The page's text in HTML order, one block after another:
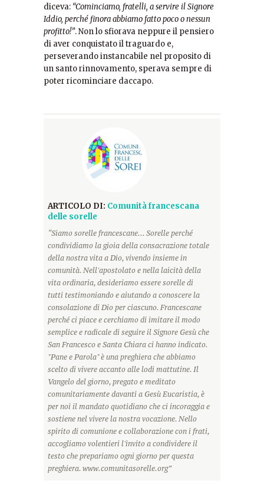
diceva: “Cominciamo, fratelli, a servire il Signore
Iddio, perché finora abbiamo fatto poco o nessun
profitto!”. Non lo sfiorava neppure il pensiero
di aver conquistato il traguardo e,
perseverando instancabile nel proposito di
un santo rinnovamento, sperava sempre di
poter ricominciare daccapo.
ARTICOLO DI: Comunità francescana
delle sorelle
“Siamo sorelle francescane... Sorelle perché
condividiamo la gioia della consacrazione totale
della nostra vita a Dio, vivendo insieme in
comunità. Nell'apostolato e nella laicità della
vita ordinaria, desideriamo essere sorelle di
tutti testimoniando e aiutando a conoscere la
consolazione di Dio per ciascuno. Francescane
perché ci piace e cerchiamo di imitare il modo
semplice e radicale di seguire il Signore Gesù che
San Francesco e Santa Chiara ci hanno indicato.
"Pane e Parola" è una preghiera che abbiamo
scelto di vivere accanto alle lodi mattutine. Il
Vangelo del giorno, pregato e meditato
comunitariamente davanti a Gesù Eucaristia, è
per noi il mandato quotidiano che ci incoraggia e
sostiene nel vivere la nostra vocazione. Nello
spirito di comunione e collaborazione con i frati,
accogliamo volentieri l'invito a condividere il
testo che prepariamo ogni giorno per questa
preghiera. www.comunitasorelle.org”